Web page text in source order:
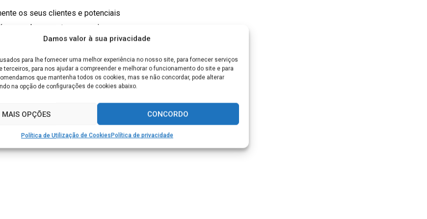
Damos valor à sua privacidade
para lhe fornecer uma melhor experiência no nosso site, para fornecer serviços
terceiros, para nos ajudar a compreender e melhorar o funcionamento do site e para
que mantenha todos os cookies, mas se não concordar, pode alterar
na opção de configurações de cookies abaixo.
CONCORDO
MAIS OPÇÕES
Política de Utilização de CookiesPolítica de privacidade
os seus clientes e potenciais
de aumentar o grau de
/ serviços a oferecer.
da comunicação da empresa, com
gestão e análise de resultados
conseguir novos clientes,